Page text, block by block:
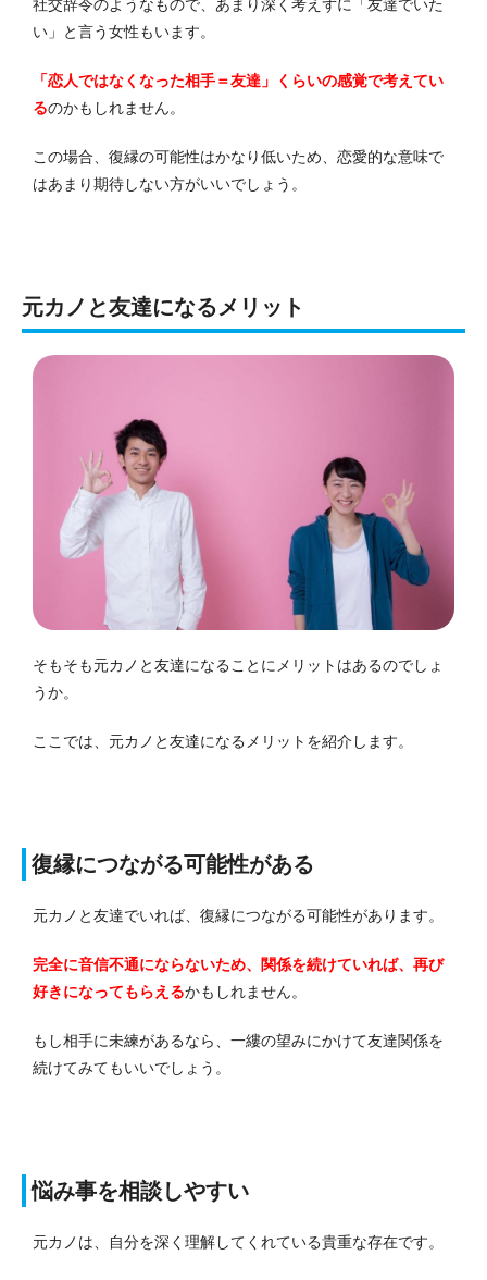
社交辞令のようなもので、あまり深く考えずに「友達でいた
い」と言う女性もいます。
「恋人ではなくなった相手＝友達」くらいの感覚で考えてい
るのかもしれません。
この場合、復縁の可能性はかなり低いため、恋愛的な意味で
はあまり期待しない方がいいでしょう。
元カノと友達になるメリット
そもそも元カノと友達になることにメリットはあるのでしょ
うか。
ここでは、元カノと友達になるメリットを紹介します。
復縁につながる可能性がある
元カノと友達でいれば、復縁につながる可能性があります。
完全に音信不通にならないため、関係を続けていれば、再び
好きになってもらえるかもしれません。
もし相手に未練があるなら、一縷の望みにかけて友達関係を
続けてみてもいいでしょう。
悩み事を相談しやすい
元カノは、自分を深く理解してくれている貴重な存在です。